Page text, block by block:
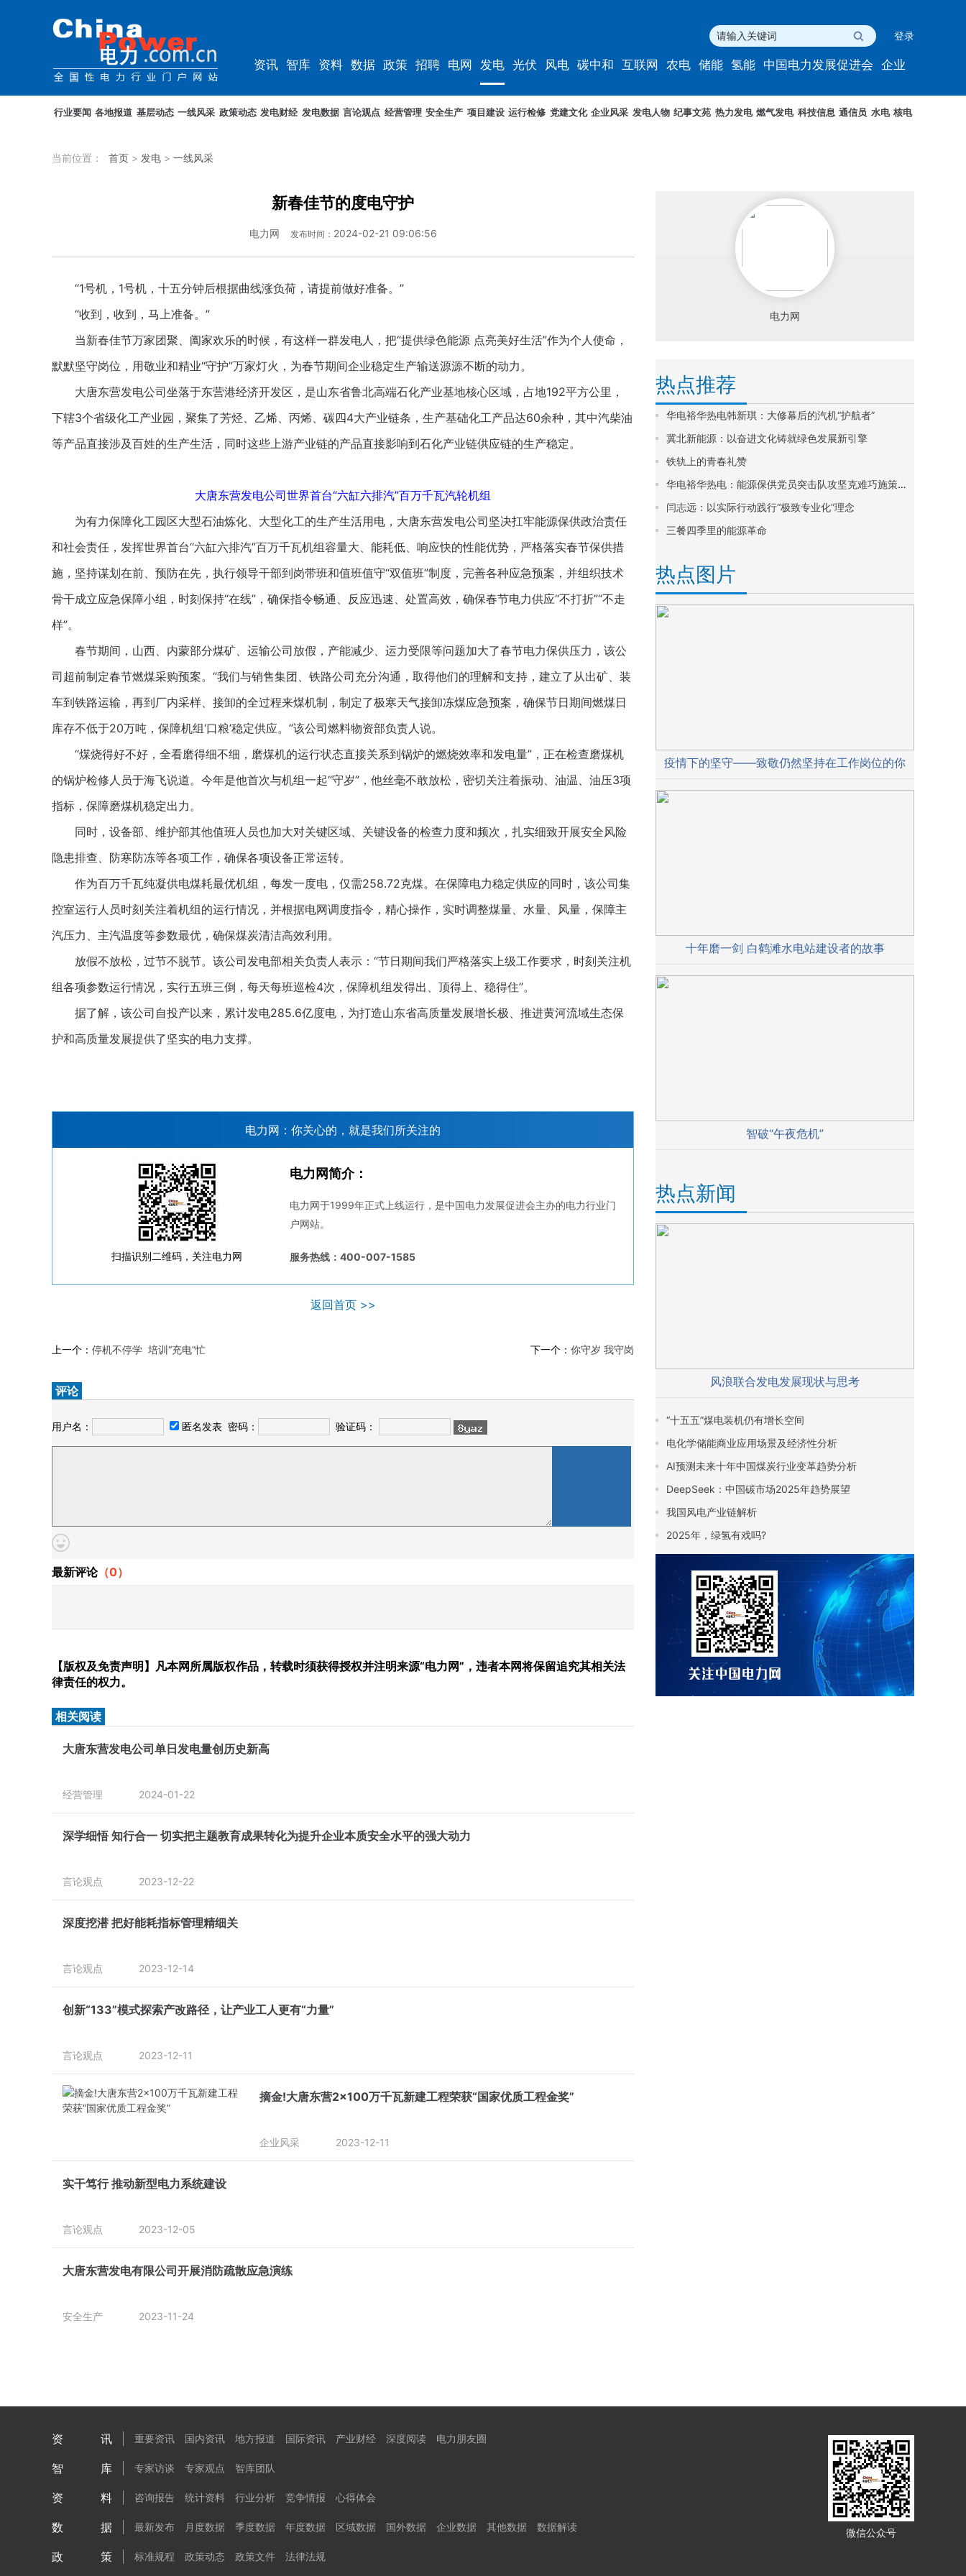
登录
资讯 智库 资料 数据 政策 招聘 电网 发电 光伏 风电 碳中和 互联网 农电 储能 氢能 中国电力发展促进会 企业
行业要闻 各地报道 基层动态 一线风采 政策动态 发电财经 发电数据 言论观点 经营管理 安全生产 项目建设 运行检修 党建文化 企业风采 发电人物 纪事文苑 热力发电 燃气发电 科技信息 通信员 水电 核电
当前位置： 首页 > 发电 > 一线风采
新春佳节的度电守护
电力网 发布时间： 2024-02-21 09:06:56
“1号机，1号机，十五分钟后根据曲线涨负荷，请提前做好准备。”
“收到，收到，马上准备。”
当新春佳节万家团聚、阖家欢乐的时候，有这样一群发电人，把“提供绿色能源 点亮美好生活”作为个人使命，
默默坚守岗位，用敬业和精业“守护”万家灯火，为春节期间企业稳定生产输送源源不断的动力。
大唐东营发电公司坐落于东营港经济开发区，是山东省鲁北高端石化产业基地核心区域，占地192平方公里，
下辖3个省级化工产业园，聚集了芳烃、乙烯、丙烯、碳四4大产业链条，生产基础化工产品达60余种，其中汽柴油
等产品直接涉及百姓的生产生活，同时这些上游产业链的产品直接影响到石化产业链供应链的生产稳定。
大唐东营发电公司世界首台“六缸六排汽”百万千瓦汽轮机组
为有力保障化工园区大型石油炼化、大型化工的生产生活用电，大唐东营发电公司坚决扛牢能源保供政治责任
和社会责任，发挥世界首台“六缸六排汽”百万千瓦机组容量大、能耗低、响应快的性能优势，严格落实春节保供措
施，坚持谋划在前、预防在先，执行领导干部到岗带班和值班值守“双值班”制度，完善各种应急预案，并组织技术
骨干成立应急保障小组，时刻保持“在线”，确保指令畅通、反应迅速、处置高效，确保春节电力供应“不打折”“不走
样”。
春节期间，山西、内蒙部分煤矿、运输公司放假，产能减少、运力受限等问题加大了春节电力保供压力，该公
司超前制定春节燃煤采购预案。“我们与销售集团、铁路公司充分沟通，取得他们的理解和支持，建立了从出矿、装
车到铁路运输，再到厂内采样、接卸的全过程来煤机制，制定了极寒天气接卸冻煤应急预案，确保节日期间燃煤日
库存不低于20万吨，保障机组‘口粮’稳定供应。”该公司燃料物资部负责人说。
“煤烧得好不好，全看磨得细不细，磨煤机的运行状态直接关系到锅炉的燃烧效率和发电量”，正在检查磨煤机
的锅炉检修人员于海飞说道。今年是他首次与机组一起“守岁”，他丝毫不敢放松，密切关注着振动、油温、油压3项
指标，保障磨煤机稳定出力。
同时，设备部、维护部其他值班人员也加大对关键区域、关键设备的检查力度和频次，扎实细致开展安全风险
隐患排查、防寒防冻等各项工作，确保各项设备正常运转。
作为百万千瓦纯凝供电煤耗最优机组，每发一度电，仅需258.72克煤。在保障电力稳定供应的同时，该公司集
控室运行人员时刻关注着机组的运行情况，并根据电网调度指令，精心操作，实时调整煤量、水量、风量，保障主
汽压力、主汽温度等参数最优，确保煤炭清洁高效利用。
放假不放松，过节不脱节。该公司发电部相关负责人表示：“节日期间我们严格落实上级工作要求，时刻关注机
组各项参数运行情况，实行五班三倒，每天每班巡检4次，保障机组发得出、顶得上、稳得住”。
据了解，该公司自投产以来，累计发电285.6亿度电，为打造山东省高质量发展增长极、推进黄河流域生态保
护和高质量发展提供了坚实的电力支撑。
电力网：你关心的，就是我们所关注的
扫描识别二维码，关注电力网
电力网简介：
电力网于1999年正式上线运行，是中国电力发展促进会主办的电力行业门
户网站。
服务热线：400-007-1585
返回首页 >>
上一个： 停机不停学 培训“充电”忙 下一个： 你守岁 我守岗
评论
用户名： 匿名发表 密码： 验证码：
最新评论（0）
【版权及免责声明】凡本网所属版权作品，转载时须获得授权并注明来源“电力网”，违者本网将保留追究其相关法
律责任的权力。
相关阅读
大唐东营发电公司单日发电量创历史新高
经营管理 2024-01-22
深学细悟 知行合一 切实把主题教育成果转化为提升企业本质安全水平的强大动力
言论观点 2023-12-22
深度挖潜 把好能耗指标管理精细关
言论观点 2023-12-14
创新“133”模式探索产改路径，让产业工人更有“力量”
言论观点 2023-12-11
摘金!大唐东营2×100万千瓦新建工程荣获“国家优质工程金奖”
企业风采 2023-12-11
实干笃行 推动新型电力系统建设
言论观点 2023-12-05
大唐东营发电有限公司开展消防疏散应急演练
安全生产 2023-11-24
电力网
热点推荐
华电裕华热电韩新琪：大修幕后的汽机“护航者”
冀北新能源：以奋进文化铸就绿色发展新引擎
铁轨上的青春礼赞
华电裕华热电：能源保供党员突击队攻坚克难巧施策，聚焦板结解难题
闫志远：以实际行动践行“极致专业化”理念
三餐四季里的能源革命
热点图片
疫情下的坚守——致敬仍然坚持在工作岗位的你
十年磨一剑 白鹤滩水电站建设者的故事
智破“午夜危机”
热点新闻
风浪联合发电发展现状与思考
“十五五”煤电装机仍有增长空间
电化学储能商业应用场景及经济性分析
AI预测未来十年中国煤炭行业变革趋势分析
DeepSeek：中国碳市场2025年趋势展望
我国风电产业链解析
2025年，绿氢有戏吗?
微信公众号
资讯 重要资讯 国内资讯 地方报道 国际资讯 产业财经 深度阅读 电力朋友圈
智库 专家访谈 专家观点 智库团队
资料 咨询报告 统计资料 行业分析 竞争情报 心得体会
数据 最新发布 月度数据 季度数据 年度数据 区域数据 国外数据 企业数据 其他数据 数据解读
政策 标准规程 政策动态 政策文件 法律法规